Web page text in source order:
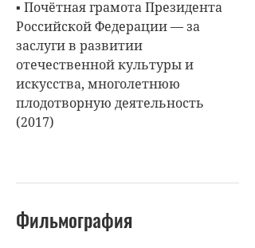
▪ Почётная грамота Президента
Российской Федерации — за
заслуги в развитии
отечественной культуры и
искусства, многолетнюю
плодотворную деятельность
(2017)
Фильмография